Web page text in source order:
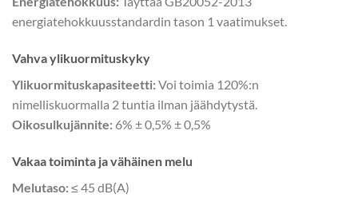
energiatehokkuusstandardin tason 1 vaatimukset.
Vahva ylikuormituskyky
Ylikuormituskapasiteetti:Voi toimia 120%:n
nimelliskuormalla 2 tuntia ilman jäähdytystä.
Oikosulkujännite: 6% ± 0,5% ± 0,5%
Vakaa toiminta ja vähäinen melu
Melutaso:≤ 45 dB(A)